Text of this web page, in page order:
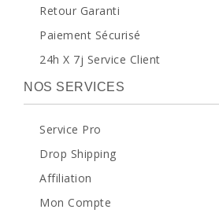
Retour Garanti
Paiement Sécurisé
24h X 7j Service Client
NOS SERVICES
Service Pro
Drop Shipping
Affiliation
Mon Compte